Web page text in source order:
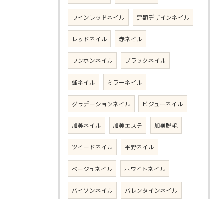
ワインレッドネイル 定額デザインネイル
レッドネイル 赤ネイル
ワンホンネイル ブラックネイル
蜂ネイル ミラーネイル
グラデーションネイル ビジューネイル
加美ネイル 加美エステ 加美脱毛
ツイードネイル 平野ネイル
ベージュネイル ホワイトネイル
パイソンネイル バレンタインネイル